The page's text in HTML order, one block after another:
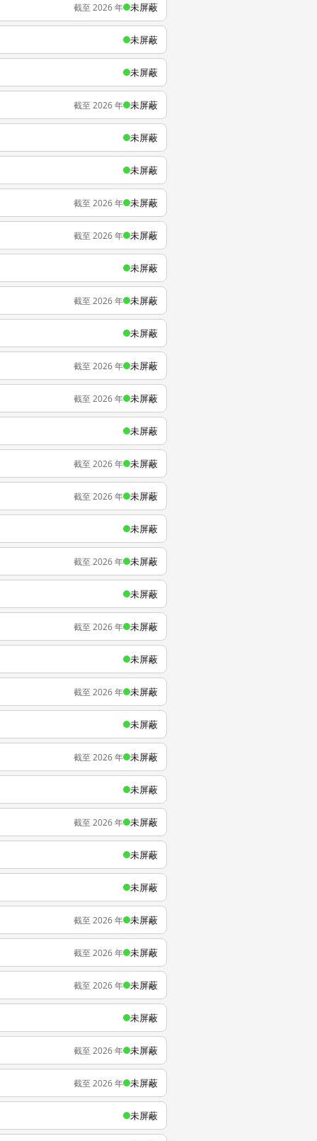
截至 2026 年 未屏蔽
未屏蔽
未屏蔽
截至 2026 年 未屏蔽
未屏蔽
未屏蔽
截至 2026 年 未屏蔽
截至 2026 年 未屏蔽
未屏蔽
截至 2026 年 未屏蔽
未屏蔽
截至 2026 年 未屏蔽
截至 2026 年 未屏蔽
未屏蔽
截至 2026 年 未屏蔽
截至 2026 年 未屏蔽
未屏蔽
截至 2026 年 未屏蔽
未屏蔽
截至 2026 年 未屏蔽
未屏蔽
截至 2026 年 未屏蔽
未屏蔽
截至 2026 年 未屏蔽
未屏蔽
截至 2026 年 未屏蔽
未屏蔽
未屏蔽
截至 2026 年 未屏蔽
截至 2026 年 未屏蔽
截至 2026 年 未屏蔽
未屏蔽
截至 2026 年 未屏蔽
截至 2026 年 未屏蔽
未屏蔽